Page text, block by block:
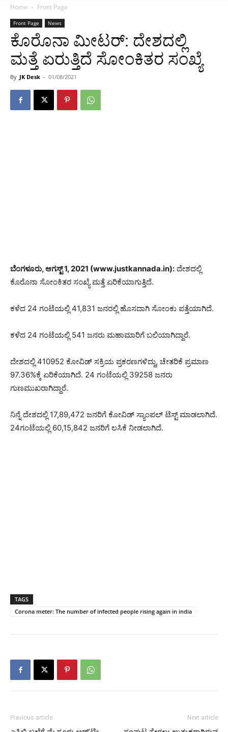
Home Front Page
Front Page News
ಕೊರೊನಾ ಮೀಟರ್: ದೇಶದಲ್ಲಿ
ಮತ್ತೆ ಏರುತ್ತಿದೆ ಸೋಂಕಿತರ ಸಂಖ್ಯೆ
By JK Desk - 01/08/2021
ಬೆಂಗಳೂರು, ಆಗಸ್ಟ್ 1, 2021 (www.justkannada.in): ದೇಶದಲ್ಲಿ
ಕೊರೊನಾ ಸೋಂಕಿತರ ಸಂಖ್ಯೆ ಮತ್ತೆ ಏರಿಕೆಯಾಗುತ್ತಿದೆ.
ಕಳೆದ 24 ಗಂಟೆಯಲ್ಲಿ 41,831 ಜನರಲ್ಲಿ ಹೊಸದಾಗಿ ಸೋಂಕು ಪತ್ತೆಯಾಗಿದೆ.
ಕಳೆದ 24 ಗಂಟೆಯಲ್ಲಿ 541 ಜನರು ಮಹಾಮಾರಿಗೆ ಬಲಿಯಾಗಿದ್ದಾರೆ.
ದೇಶದಲ್ಲಿ 410952 ಕೋವಿಡ್ ಸಕ್ರಿಯ ಪ್ರಕರಣಗಳಿದ್ದು, ಚೇತರಿಕೆ ಪ್ರಮಾಣ
97.36%ಕ್ಕೆ ಏರಿಕೆಯಾಗಿದೆ. 24 ಗಂಟೆಯಲ್ಲಿ 39258 ಜನರು
ಗುಣಮುಖರಾಗಿದ್ದಾರೆ.
ನಿನ್ನೆ ದೇಶದಲ್ಲಿ 17,89,472 ಜನರಿಗೆ ಕೋವಿಡ್ ಸ್ಯಾಂಪಲ್ ಟೆಸ್ಟ್ ಮಾಡಲಾಗಿದೆ.
24ಗಂಟೆಯಲ್ಲಿ 60,15,842 ಜನರಿಗೆ ಲಸಿಕೆ ನೀಡಲಾಗಿದೆ.
TAGS
Corona meter: The number of infected people rising again in india
Previous article Next article